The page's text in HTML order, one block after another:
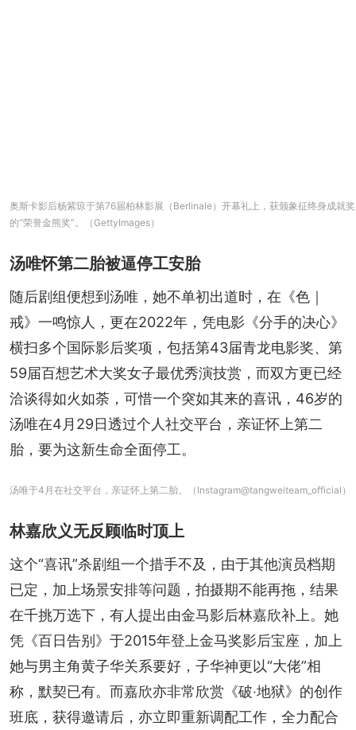
奥斯卡影后杨紫琼于第76届柏林影展（Berlinale）开幕礼上，获颁象征终身成就奖
的“荣誉金熊奖”。（GettyImages）
汤唯怀第二胎被逼停工安胎
随后剧组便想到汤唯，她不单初出道时，在《色｜
戒》一鸣惊人，更在2022年，凭电影《分手的决心》
横扫多个国际影后奖项，包括第43届青龙电影奖、第
59届百想艺术大奖女子最优秀演技赏，而双方更已经
洽谈得如火如荼，可惜一个突如其来的喜讯，46岁的
汤唯在4月29日透过个人社交平台，亲证怀上第二
胎，要为这新生命全面停工。
汤唯于4月在社交平台，亲证怀上第二胎。（Instagram@tangweiteam_official）
林嘉欣义无反顾临时顶上
这个“喜讯”杀剧组一个措手不及，由于其他演员档期
已定，加上场景安排等问题，拍摄期不能再拖，结果
在千挑万选下，有人提出由金马影后林嘉欣补上。她
凭《百日告别》于2015年登上金马奖影后宝座，加上
她与男主角黄子华关系要好，子华神更以“大佬”相
称，默契已有。而嘉欣亦非常欣赏《破‧地狱》的创作
班底，获得邀请后，亦立即重新调配工作，全力配合